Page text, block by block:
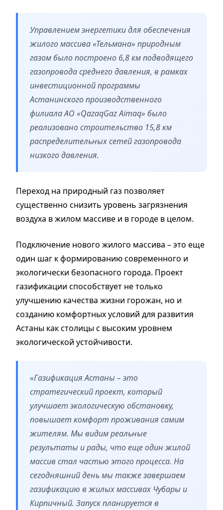
Управлением энергетики для обеспечения
жилого массива «Тельмана» природным
газом было построено 6,8 км подводящего
газопровода среднего давления, в рамках
инвестиционной программы
Астанинского производственного
филиала АО «QazaqGaz Aimaq» было
реализовано строительство 15,8 км
распределительных сетей газопровода
низкого давления.
Переход на природный газ позволяет
существенно снизить уровень загрязнения
воздуха в жилом массиве и в городе в целом.
Подключение нового жилого массива – это еще
один шаг к формированию современного и
экологически безопасного города. Проект
газификации способствует не только
улучшению качества жизни горожан, но и
созданию комфортных условий для развития
Астаны как столицы с высоким уровнем
экологической устойчивости.
«Газификация Астаны – это
стратегический проект, который
улучшает экологическую обстановку,
повышает комфорт проживания самим
жителям. Мы видим реальные
результаты и рады, что еще один жилой
массив стал частью этого процесса. На
сегодняшний день мы также завершаем
газификацию в жилых массивах Чубары и
Кирпичный. Запуск планируется в